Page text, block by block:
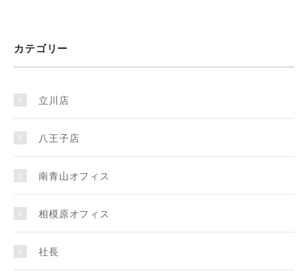
カテゴリー
立川店
八王子店
南青山オフィス
相模原オフィス
社長